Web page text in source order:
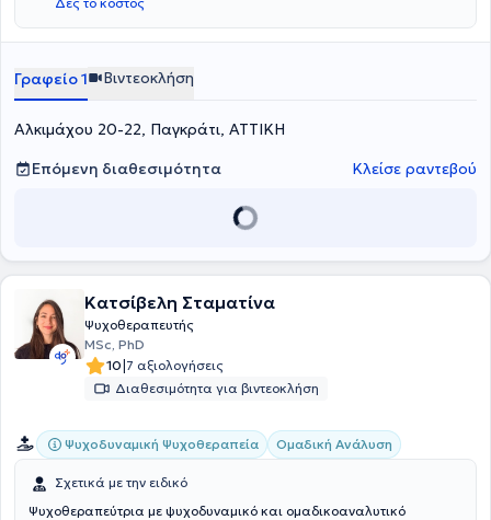
Γραφείο 1 Βιντεοκλήση
Αλκιμάχου 20-22, Παγκράτι, ΑΤΤΙΚΗ
Επόμενη διαθεσιμότητα
Κλείσε ραντεβού
Κατσίβελη Σταματίνα
Ψυχοθεραπευτής
MSc, PhD
10|7 αξιολογήσεις
Διαθεσιμότητα για βιντεοκλήση
Ψυχοδυναμική Ψυχοθεραπεία Ομαδική Ανάλυση
Σχετικά με την ειδικό
Ψυχοθεραπεύτρια με ψυχοδυναμικό και ομαδικοαναλυτικό